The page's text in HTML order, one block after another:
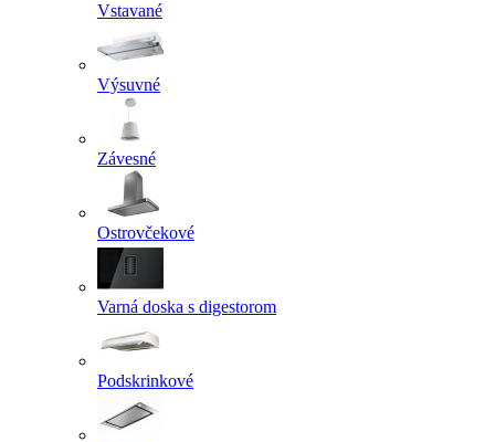
Vstavané
Výsuvné
Závesné
Ostrovčekové
Varná doska s digestorom
Podskrinkové